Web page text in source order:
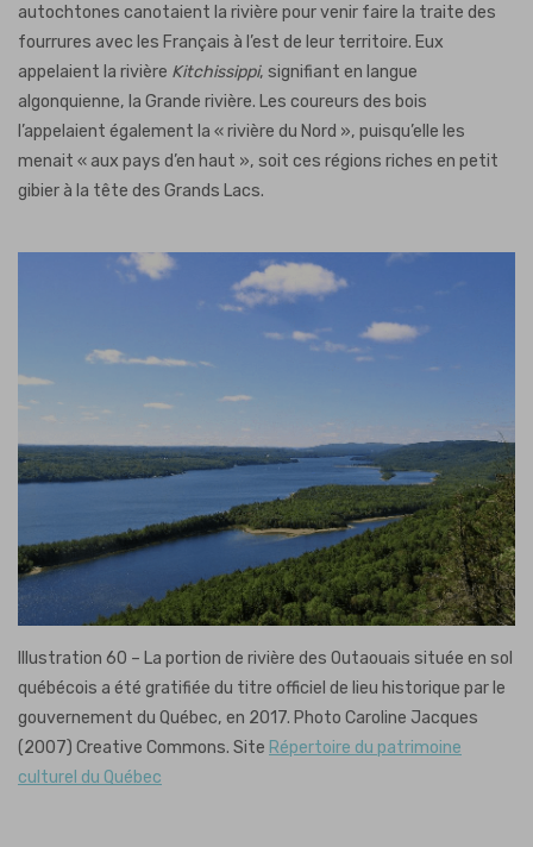
autochtones canotaient la rivière pour venir faire la traite des
fourrures avec les Français à l’est de leur territoire. Eux
appelaient la rivière Kitchissippi, signifiant en langue
algonquienne, la Grande rivière. Les coureurs des bois
l’appelaient également la « rivière du Nord », puisqu’elle les
menait « aux pays d’en haut », soit ces régions riches en petit
gibier à la tête des Grands Lacs.
Illustration 60 – La portion de rivière des Outaouais située en sol
québécois a été gratifiée du titre officiel de lieu historique par le
gouvernement du Québec, en 2017. Photo Caroline Jacques
(2007) Creative Commons. Site Répertoire du patrimoine
culturel du Québec